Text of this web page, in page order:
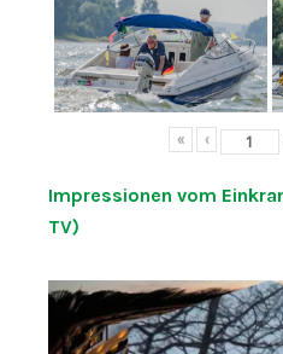
« ‹
Impressionen vom
TV)